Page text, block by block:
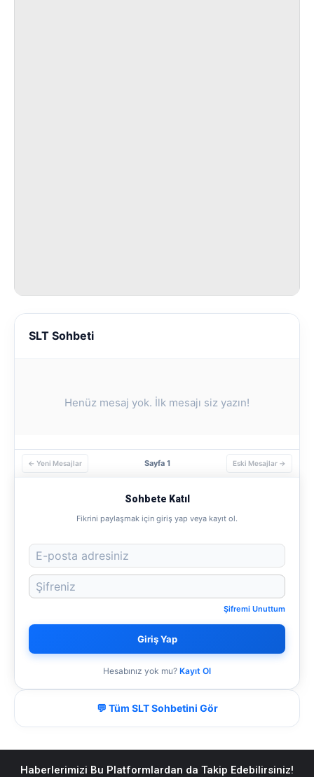
SLT Sohbeti
Henüz mesaj yok. İlk mesajı siz yazın!
← Yeni Mesajlar Sayfa 1 Eski Mesajlar →
Sohbete Katıl
Fikrini paylaşmak için giriş yap veya kayıt ol.
Şifremi Unuttum
Giriş Yap
Hesabınız yok mu? Kayıt Ol
💬 Tüm SLT Sohbetini Gör
Haberlerimizi Bu Platformlardan da Takip Edebilirsiniz!